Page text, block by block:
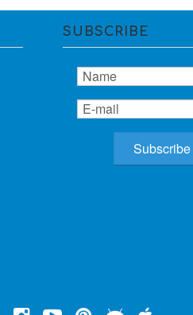
SUBSCRIBE